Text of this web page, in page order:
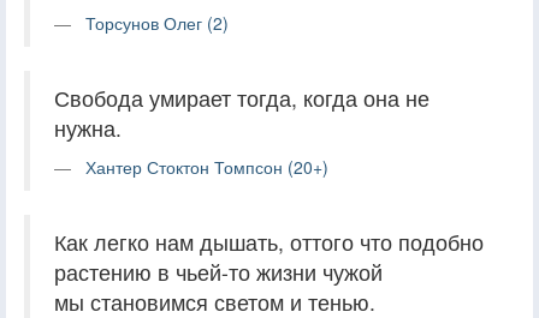
Торсунов Олег (2)
Свобода умирает тогда, когда она не
нужна.
Хантер Стоктон Томпсон (20+)
Как легко нам дышать, оттого что подобно
растению в чьей-то жизни чужой
мы становимся светом и тенью.